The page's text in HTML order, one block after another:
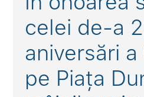
celei de-a
aniversări a
pe Piața